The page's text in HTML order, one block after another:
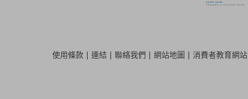
使用條款 | 連結 | 聯絡我們 | 網站地圖 | 消費者教育網站